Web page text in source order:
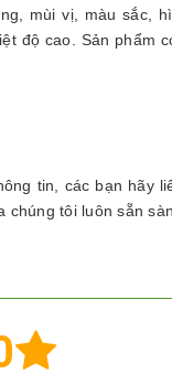
mùi vị, màu sắc,
độ cao. Sản phẩm
tin, các bạn hãy
chúng tôi luôn sẵn